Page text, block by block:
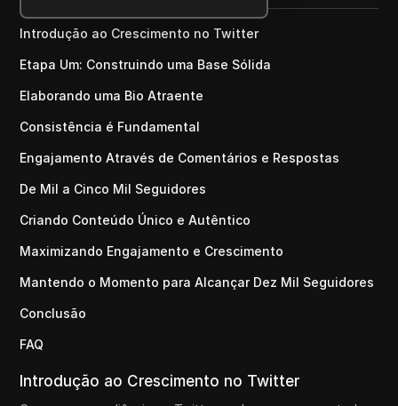
Introdução ao Crescimento no Twitter
Etapa Um: Construindo uma Base Sólida
Elaborando uma Bio Atraente
Consistência é Fundamental
Engajamento Através de Comentários e Respostas
De Mil a Cinco Mil Seguidores
Criando Conteúdo Único e Autêntico
Maximizando Engajamento e Crescimento
Mantendo o Momento para Alcançar Dez Mil Seguidores
Conclusão
FAQ
Introdução ao Crescimento no Twitter